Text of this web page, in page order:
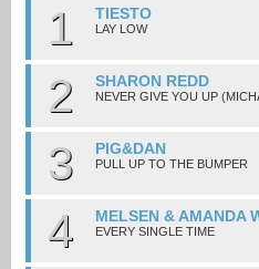
1 TIESTO
LAY LOW
2 SHARON REDD
NEVER GIVE YOU UP
3 PIG&DAN
PULL UP TO THE BUMPER
4 MELSEN & AMANDA
EVERY SINGLE TIME